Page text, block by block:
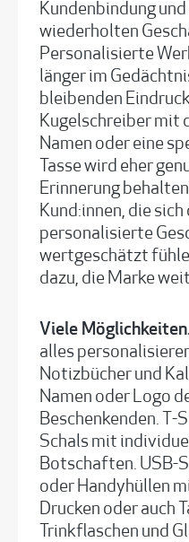
Kundenbindung und
wiederholten
Personalisierte
länger im
bleibenden
Kugelschreiber mit
Namen oder eine
Tasse wird eher
Erinnerung
Kund:innen, die sich
personalisierte
wertgeschätzt
dazu, die Marke
Viele
alles
Notizbücher und
Namen oder Logo
Beschenkenden. T-
Schals mit
Botschaften. USB-
oder Handyhüllen
Drucken oder auch
Trinkflaschen und